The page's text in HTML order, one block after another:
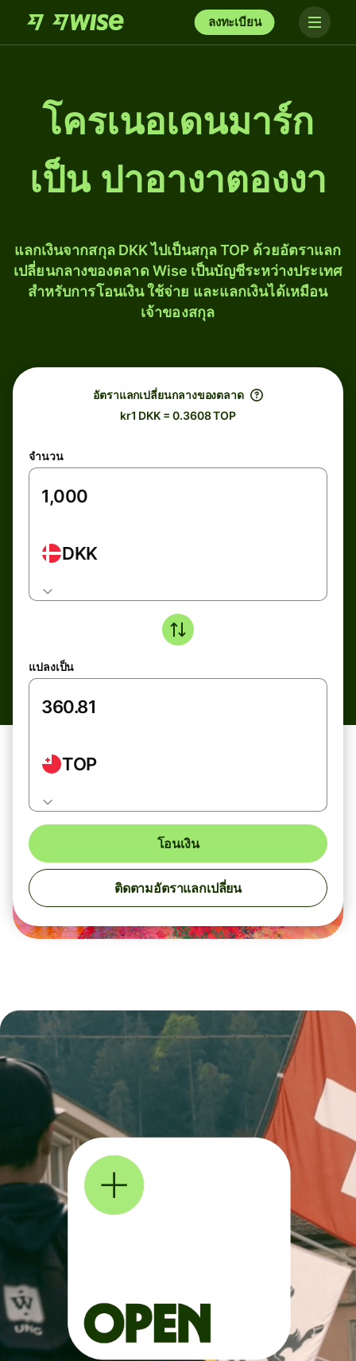
ลงทะเบียน
โครเนอเดนมาร์ก
เป็น ปาอางาตองงา
แลกเงินจากสกุล DKK ไปเป็นสกุล TOP ด้วยอัตราแลก
เปลี่ยนกลางของตลาด Wise เป็นบัญชีระหว่างประเทศ
สำหรับการโอนเงิน ใช้จ่าย และแลกเงินได้เหมือน
เจ้าของสกุล
อัตราแลกเปลี่ยนกลางของตลาด
kr1 DKK = 0.3608 TOP
จำนวน
DKK
แปลงเป็น
TOP
โอนเงิน
ติดตามอัตราแลกเปลี่ยน